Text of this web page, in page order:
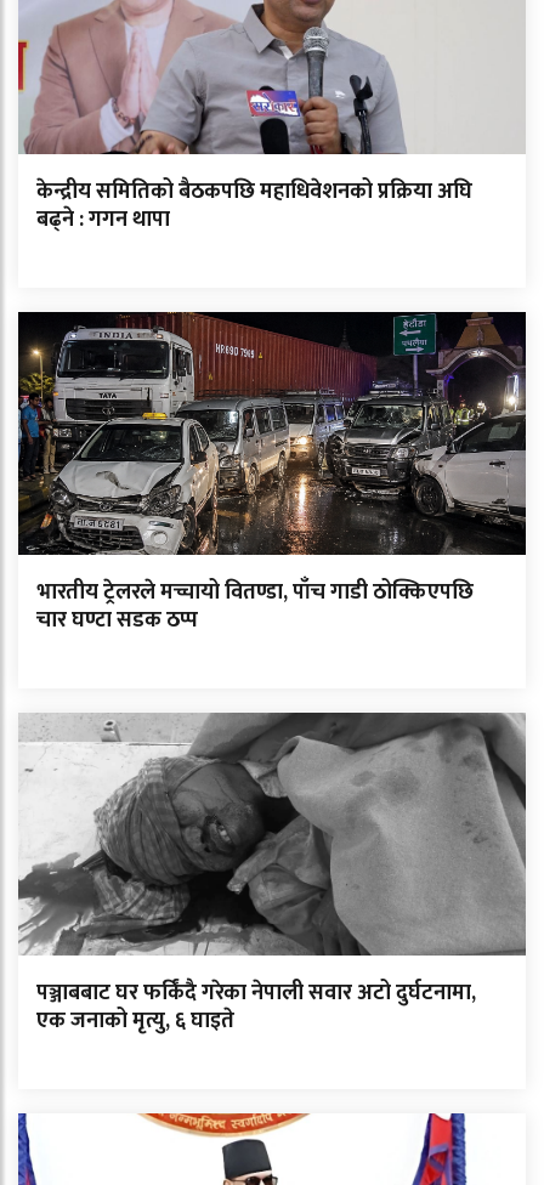
केन्द्रीय समितिको बैठकपछि महाधिवेशनको प्रक्रिया अघि
बढ्ने : गगन थापा
भारतीय ट्रेलरले मच्चायो वितण्डा, पाँच गाडी ठोक्किएपछि
चार घण्टा सडक ठप्प
पञ्जाबबाट घर फर्किंदै गरेका नेपाली सवार अटो दुर्घटनामा,
एक जनाको मृत्यु, ६ घाइते